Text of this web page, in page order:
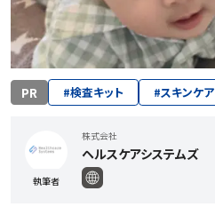
PR #検査キット #スキンケア
執筆者
株式会社
ヘルスケアシステムズ